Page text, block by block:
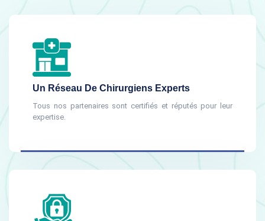
Un Réseau De Chirurgiens Experts
Tous nos partenaires sont certifiés et réputés pour leur
expertise.